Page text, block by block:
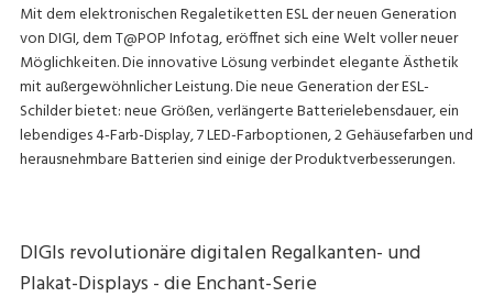
Mit dem elektronischen Regaletiketten ESL der neuen Generation
von DIGI, dem T@POP Infotag, eröffnet sich eine Welt voller neuer
Möglichkeiten. Die innovative Lösung verbindet elegante Ästhetik
mit außergewöhnlicher Leistung. Die neue Generation der ESL-
Schilder bietet: neue Größen, verlängerte Batterielebensdauer, ein
lebendiges 4-Farb-Display, 7 LED-Farboptionen, 2 Gehäusefarben und
herausnehmbare Batterien sind einige der Produktverbesserungen.
DIGIs revolutionäre digitalen Regalkanten- und
Plakat-Displays - die Enchant-Serie